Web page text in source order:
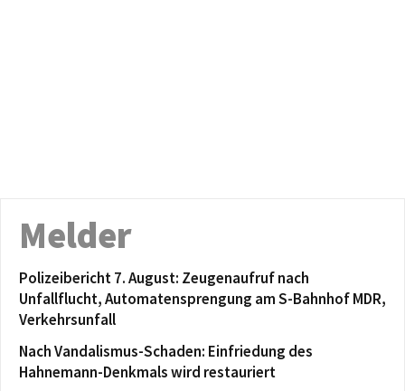
Melder
Polizeibericht 7. August: Zeugenaufruf nach
Unfallflucht, Automatensprengung am S-Bahnhof MDR,
Verkehrsunfall
Nach Vandalismus-Schaden: Einfriedung des
Hahnemann-Denkmals wird restauriert